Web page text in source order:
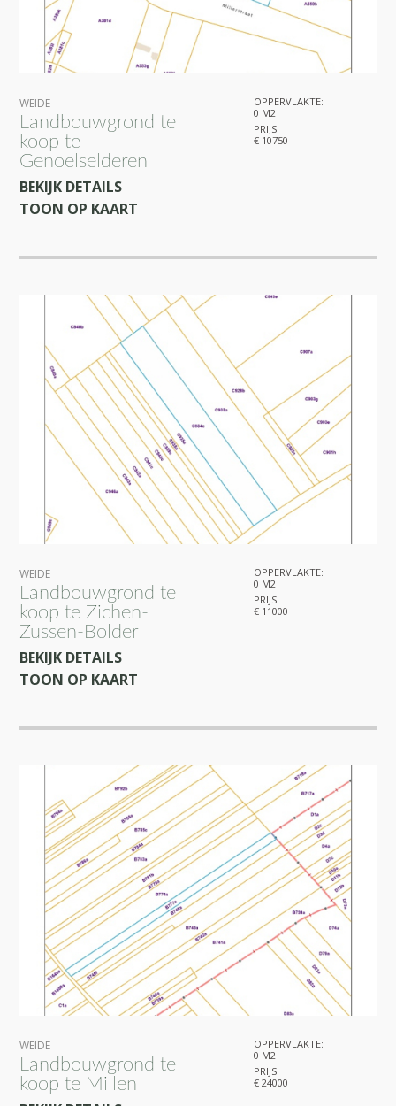
WEIDE
Landbouwgrond te
koop te
Genoelselderen
BEKIJK DETAILS
TOON OP KAART
OPPERVLAKTE:
0 M2
PRIJS:
€ 10750
WEIDE
Landbouwgrond te
koop te Zichen-
Zussen-Bolder
BEKIJK DETAILS
TOON OP KAART
OPPERVLAKTE:
0 M2
PRIJS:
€ 11000
WEIDE
Landbouwgrond te
koop te Millen
OPPERVLAKTE:
0 M2
PRIJS:
€ 24000